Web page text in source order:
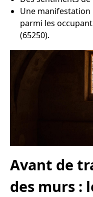
Une
parmi les
(65250).
Avant de
des murs :